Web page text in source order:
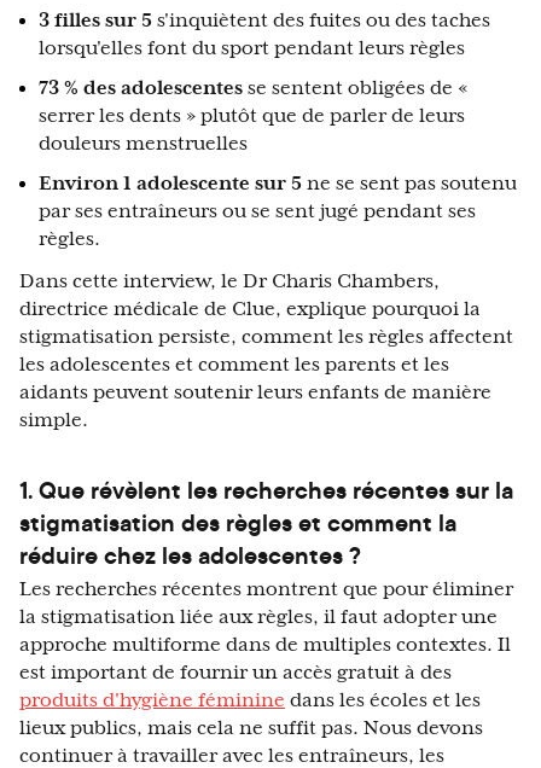
3 filles sur 5 s'inquiètent des fuites ou des taches
lorsqu'elles font du sport pendant leurs règles
73 % des adolescentes se sentent obligées de «
serrer les dents » plutôt que de parler de leurs
douleurs menstruelles
Environ 1 adolescente sur 5 ne se sent pas soutenu
par ses entraîneurs ou se sent jugé pendant ses
règles.
Dans cette interview, le Dr Charis Chambers,
directrice médicale de Clue, explique pourquoi la
stigmatisation persiste, comment les règles affectent
les adolescentes et comment les parents et les
aidants peuvent soutenir leurs enfants de manière
simple.
1. Que révèlent les recherches récentes sur la
stigmatisation des règles et comment la
réduire chez les adolescentes ?
Les recherches récentes montrent que pour éliminer
la stigmatisation liée aux règles, il faut adopter une
approche multiforme dans de multiples contextes. Il
est important de fournir un accès gratuit à des
produits d'hygiène féminine dans les écoles et les
lieux publics, mais cela ne suffit pas. Nous devons
continuer à travailler avec les entraîneurs, les